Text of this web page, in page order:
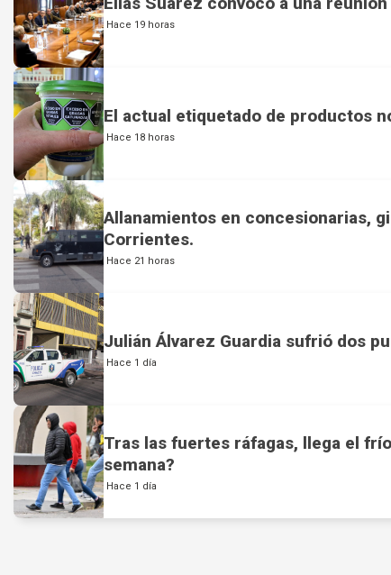
Hace 19 horas
El actual etiquetado de productos
Hace 18 horas
Allanamientos en concesionarias,
Corrientes.
Hace 21 horas
Julián Álvarez Guardia sufrió dos
Hace 1 día
Tras las fuertes ráfagas, llega el
semana?
Hace 1 día